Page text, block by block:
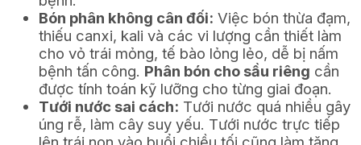
Bón phân không cân đối: Việc bón thừa đạm,
thiếu canxi, kali và các vi lượng cần thiết làm
cho vỏ trái mỏng, tế bào lỏng lẻo, dễ bị nấm
bệnh tấn công. Phân bón cho sầu riêng cần
được tính toán kỹ lưỡng cho từng giai đoạn.
Tưới nước sai cách: Tưới nước quá nhiều gây
úng rễ, làm cây suy yếu. Tưới nước trực tiếp